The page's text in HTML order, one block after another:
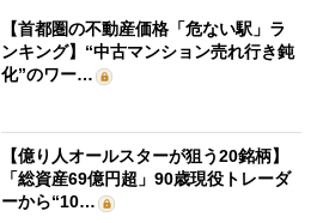
【首都圏の不動産価格「危ない駅」ラ
ンキング】“中古マンション売れ行き鈍
化”のワー…
【億り人オールスターが狙う20銘柄】
「総資産69億円超」90歳現役トレーダ
ーから“10…